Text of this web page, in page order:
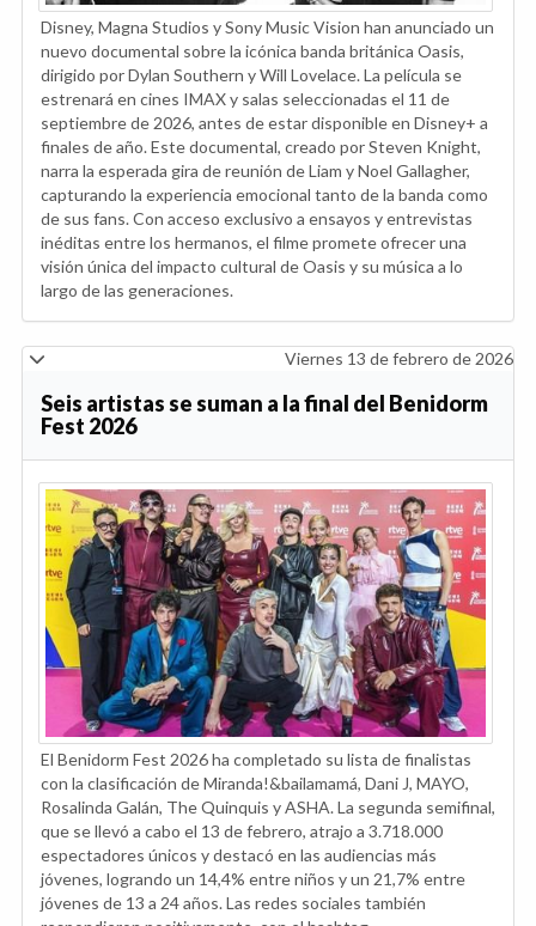
Disney, Magna Studios y Sony Music Vision han anunciado un
nuevo documental sobre la icónica banda británica Oasis,
dirigido por Dylan Southern y Will Lovelace. La película se
estrenará en cines IMAX y salas seleccionadas el 11 de
septiembre de 2026, antes de estar disponible en Disney+ a
finales de año. Este documental, creado por Steven Knight,
narra la esperada gira de reunión de Liam y Noel Gallagher,
capturando la experiencia emocional tanto de la banda como
de sus fans. Con acceso exclusivo a ensayos y entrevistas
inéditas entre los hermanos, el filme promete ofrecer una
visión única del impacto cultural de Oasis y su música a lo
largo de las generaciones.
Viernes 13 de febrero de 2026
Seis artistas se suman a la final del Benidorm
Fest 2026
El Benidorm Fest 2026 ha completado su lista de finalistas
con la clasificación de Miranda!&bailamamá, Dani J, MAYO,
Rosalinda Galán, The Quinquis y ASHA. La segunda semifinal,
que se llevó a cabo el 13 de febrero, atrajo a 3.718.000
espectadores únicos y destacó en las audiencias más
jóvenes, logrando un 14,4% entre niños y un 21,7% entre
jóvenes de 13 a 24 años. Las redes sociales también